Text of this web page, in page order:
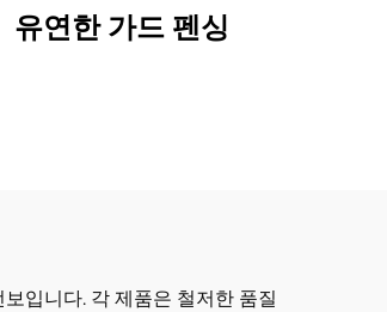
유연한 가드 펜싱
입니다. 각 제품은 철저한 품질